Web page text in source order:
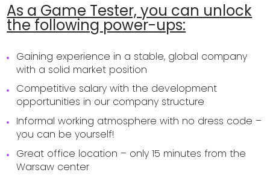
As a Game Tester, you can unlock
the following power-ups:
Gaining experience in a stable, global company
with a solid market position
Competitive salary with the development
opportunities in our company structure
Informal working atmosphere with no dress code –
you can be yourself!
Great office location – only 15 minutes from the
Warsaw center